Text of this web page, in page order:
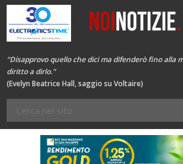
“Disapprovo quello che dici ma difenderò fino alla
diritto a dirlo.”
(Evelyn Beatrice Hall, saggio su Voltaire)